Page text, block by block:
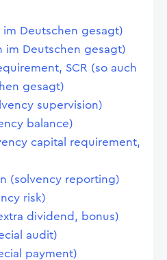
im Deutschen gesagt)
im Deutschen gesagt)
SCR (so auch
gesagt)
supervision)
balance)
capital requirement,
(solvency reporting)
risk)
dividend, bonus)
audit)
payment)